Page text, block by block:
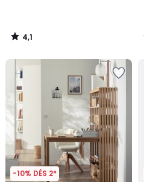
4,1
/
-10% DÈS 2*